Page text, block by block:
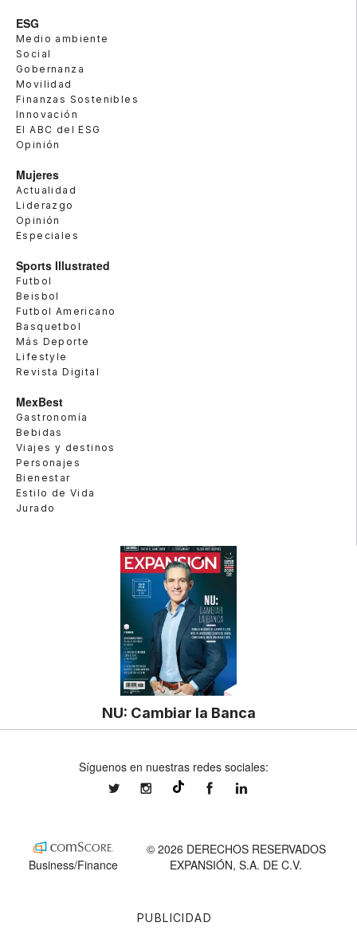
ESG
Medio ambiente
Social
Gobernanza
Movilidad
Finanzas Sostenibles
Innovación
El ABC del ESG
Opinión
Mujeres
Actualidad
Liderazgo
Opinión
Especiales
Sports Illustrated
Futbol
Beisbol
Futbol Americano
Basquetbol
Más Deporte
Lifestyle
Revista Digital
MexBest
Gastronomía
Bebidas
Viajes y destinos
Personajes
Bienestar
Estilo de Vida
Jurado
NU: Cambiar la Banca
PUBLICIDAD
Síguenos en nuestras redes sociales:
expansionmxexpansionmx ExpansionMex
Business/Finance
© 2026 DERECHOS RESERVADOS
EXPANSIÓN, S.A. DE C.V.